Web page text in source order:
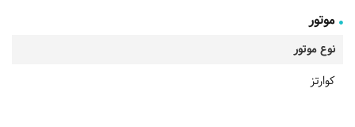
موتور
نوع موتور
کوارتز